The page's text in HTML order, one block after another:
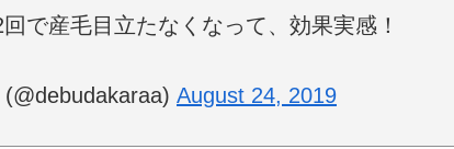
で産毛目立たなくなって、効果実感！
August 24, 2019